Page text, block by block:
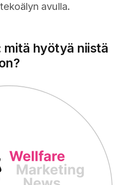
avulla.
hyötyä niistä